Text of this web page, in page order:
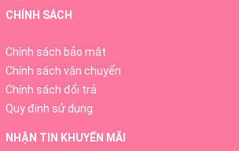
CHÍNH SÁCH
Chính sách bảo mật
Chính sách vận chuyển
Chính sách đổi trả
Quy định sử dụng
NHẬN TIN KHUYẾN MÃI